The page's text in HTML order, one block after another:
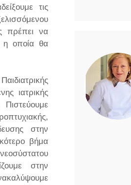
τις
πρέπει να
η οποία θα
ιατρικής
στην
βήμα
στην